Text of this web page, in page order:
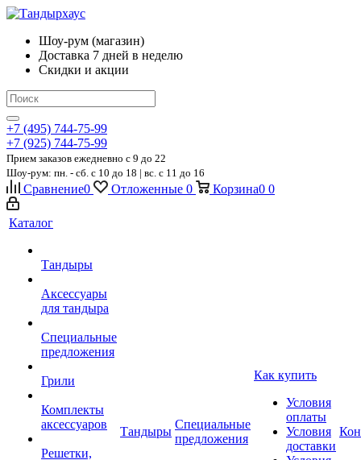
Шоу-рум (магазин)
Доставка 7 дней в неделю
Скидки и акции
+7 (495) 744-75-99
+7 (925) 744-75-99
Прием заказов ежедневно c 9 до 22
Шоу-рум: пн. - сб. с 10 до 18 | вс. с 11 до 16
Сравнение0 Отложенные 0 Корзина0 0
Каталог
Тандыры
Аксессуары
для тандыра
Специальные
предложения
Грили
Комплекты
аксессуаров
Решетки,
Тандыры
Специальные
предложения
Как купить
Условия
оплаты
Условия
доставки